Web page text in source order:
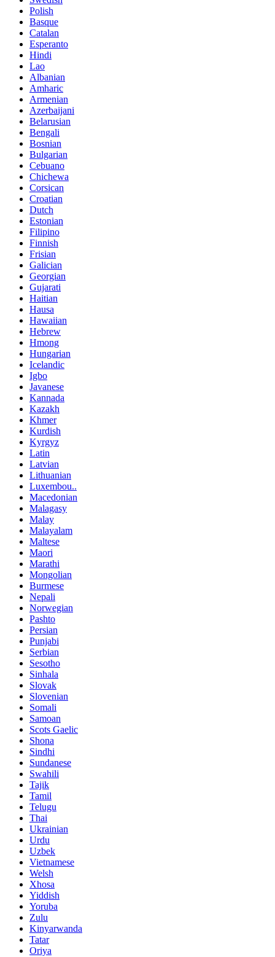
Polish
Basque
Catalan
Esperanto
Hindi
Lao
Albanian
Amharic
Armenian
Azerbaijani
Belarusian
Bengali
Bosnian
Bulgarian
Cebuano
Chichewa
Corsican
Croatian
Dutch
Estonian
Filipino
Finnish
Frisian
Galician
Georgian
Gujarati
Haitian
Hausa
Hawaiian
Hebrew
Hmong
Hungarian
Icelandic
Igbo
Javanese
Kannada
Kazakh
Khmer
Kurdish
Kyrgyz
Latin
Latvian
Lithuanian
Luxembou..
Macedonian
Malagasy
Malay
Malayalam
Maltese
Maori
Marathi
Mongolian
Burmese
Nepali
Norwegian
Pashto
Persian
Punjabi
Serbian
Sesotho
Sinhala
Slovak
Slovenian
Somali
Samoan
Scots Gaelic
Shona
Sindhi
Sundanese
Swahili
Tajik
Tamil
Telugu
Thai
Ukrainian
Urdu
Uzbek
Vietnamese
Welsh
Xhosa
Yiddish
Yoruba
Zulu
Kinyarwanda
Tatar
Oriya